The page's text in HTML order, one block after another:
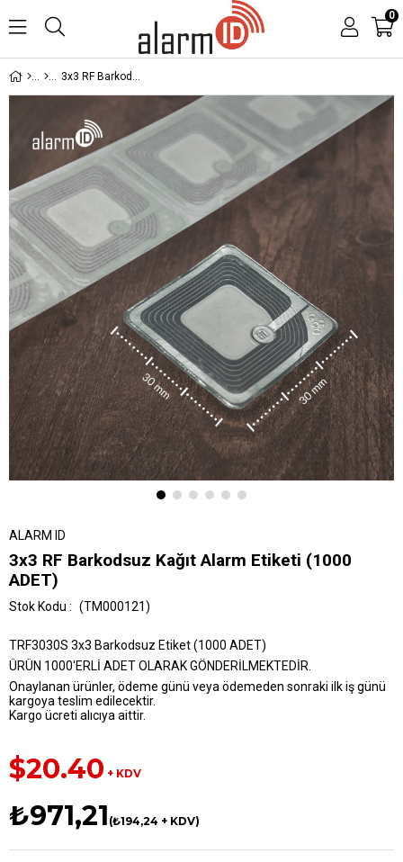
0
3x3 RF Barkodsuz Kağıt Alarm Etiketi (1000 ADET)
ALARM ID
3x3 RF Barkodsuz Kağıt Alarm Etiketi (1000
ADET)
(TM000121)
TRF3030S 3x3 Barkodsuz Etiket (1000 ADET)
ÜRÜN 1000'ERLİ ADET OLARAK GÖNDERİLMEKTEDİR.
Onaylanan ürünler, ödeme günü veya ödemeden sonraki ilk iş günü
kargoya teslim edilecektir.
Kargo ücreti alıcıya aittir.
$20.40 + KDV
₺971,21 (₺194,24 + KDV)